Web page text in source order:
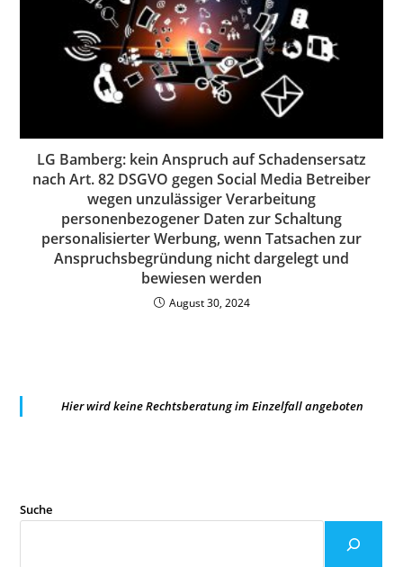
LG Bamberg: kein Anspruch auf Schadensersatz
nach Art. 82 DSGVO gegen Social Media Betreiber
wegen unzulässiger Verarbeitung
personenbezogener Daten zur Schaltung
personalisierter Werbung, wenn Tatsachen zur
Anspruchsbegründung nicht dargelegt und
bewiesen werden
August 30, 2024
Hier wird keine Rechtsberatung im Einzelfall angeboten
Suche